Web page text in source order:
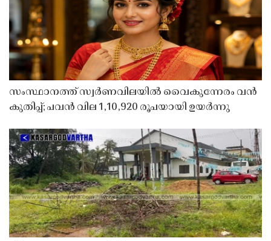
സംസ്ഥാനത്ത് സ്വർണവിലയിൽ വൈകുന്നേരം വൻ
കുതിപ്പ്; പവൻ വില 1,10,920 രൂപയായി ഉയർന്നു